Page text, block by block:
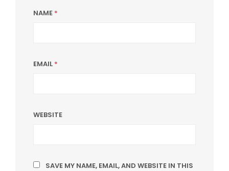
NAME *
EMAIL *
WEBSITE
SAVE MY NAME, EMAIL, AND WEBSITE IN THIS